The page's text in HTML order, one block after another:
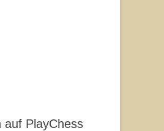
auf PlayChess